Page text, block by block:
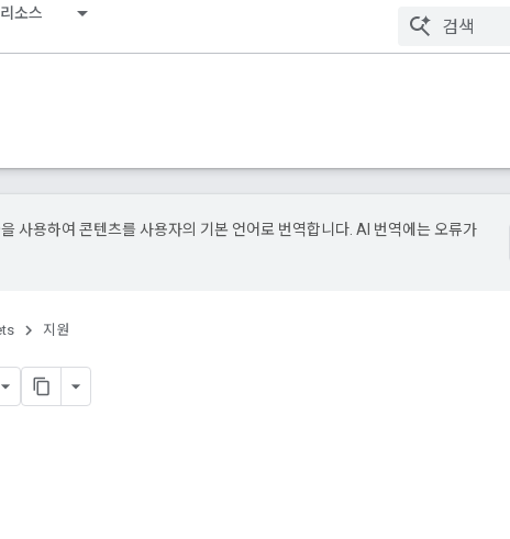
리소스
사용하여 콘텐츠를 사용자의 기본 언어로 번역합니다. AI 번역에는 오류가
지원